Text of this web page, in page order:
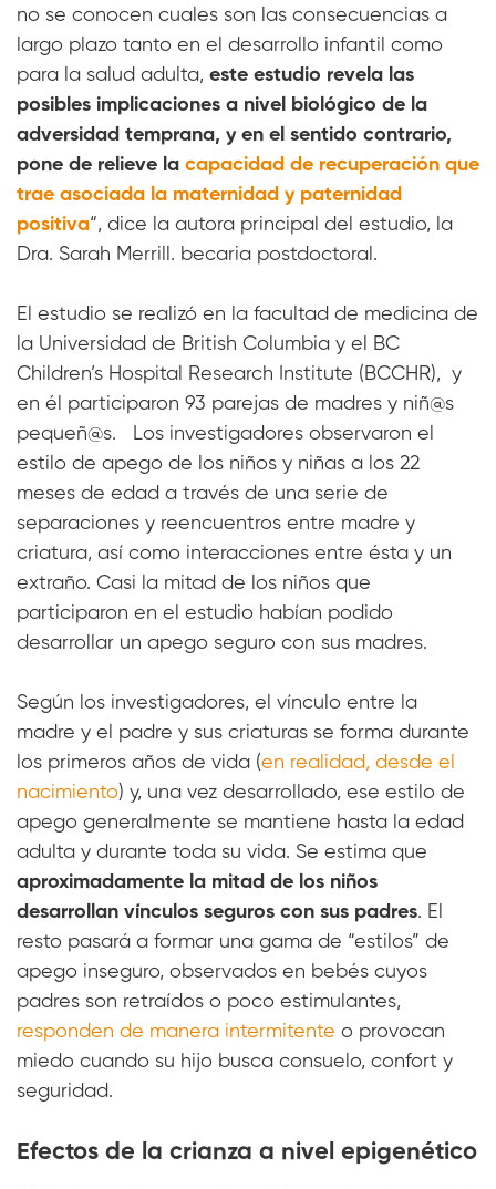
no se conocen cuales son las consecuencias a
largo plazo tanto en el desarrollo infantil como
para la salud adulta, este estudio revela las
posibles implicaciones a nivel biológico de la
adversidad temprana, y en el sentido contrario,
pone de relieve la capacidad de recuperación que
trae asociada la maternidad y paternidad
positiva“, dice la autora principal del estudio, la
Dra. Sarah Merrill. becaria postdoctoral.
El estudio se realizó en la facultad de medicina de
la Universidad de British Columbia y el BC
Children’s Hospital Research Institute (BCCHR), y
en él participaron 93 parejas de madres y niñ@s
pequeñ@s. Los investigadores observaron el
estilo de apego de los niños y niñas a los 22
meses de edad a través de una serie de
separaciones y reencuentros entre madre y
criatura, así como interacciones entre ésta y un
extraño. Casi la mitad de los niños que
participaron en el estudio habían podido
desarrollar un apego seguro con sus madres.
Según los investigadores, el vínculo entre la
madre y el padre y sus criaturas se forma durante
los primeros años de vida (en realidad, desde el
nacimiento) y, una vez desarrollado, ese estilo de
apego generalmente se mantiene hasta la edad
adulta y durante toda su vida. Se estima que
aproximadamente la mitad de los niños
desarrollan vínculos seguros con sus padres. El
resto pasará a formar una gama de “estilos” de
apego inseguro, observados en bebés cuyos
padres son retraídos o poco estimulantes,
responden de manera intermitente o provocan
miedo cuando su hijo busca consuelo, confort y
seguridad.
Efectos de la crianza a nivel epigenético